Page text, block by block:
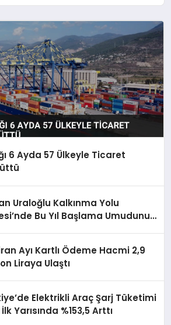
6 Ayda 57 Ülkeyle Ticaret
Uraloğlu Kalkınma Yolu
Bu Yıl Başlama Umudunu
Ayı Kartlı Ödeme Hacmi 2,9
Liraya Ulaştı
Elektrikli Araç Şarj Tüketimi
İlk Yarısında %153,5 Arttı